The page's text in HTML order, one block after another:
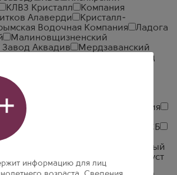
КЛВЗ Кристалл
Компания
Алаверди
Кристалл-
Водочная Компания
Ладога
Малиновщизненский
Аквадив
Мердзаванский
Минский завод
Винодельческий Завод)
Кристалл
Национал Алко
Объединенная Водочная Компания
Водочные Заводы
завод (ОСВЗ)
ООО ССБ
Прошянский Коньячный
Русский Алкоголь (Руст
Север
Русский стандарт
информацию для лиц